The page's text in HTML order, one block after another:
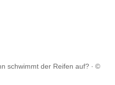
schwimmt der Reifen auf?
©